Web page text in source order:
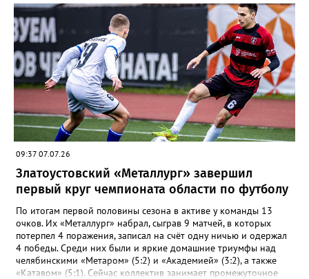
Анастасия Лущикова, Дмитрий Векшин и Макар Смирнов.
Золото на тысяче метрах среди девушек 14–16 лет забрала
Арина Берсенева, чуть отстала от неё Софья Новикова. На трёх
тысячах метров с выбыванием среди юношей первым стал
Ярослав Верещагин, третьим — Михаил Придатченко. А в
заплыве на три тысячи 3000 метров пьедестал оказался
полностью златоустовским. На него поднялись Софья
Колесникова, Арина Берсенева и Елизавета Дубовицкая. Всего
в «Кубке Тургояка» на старт вышли 155 спортсменов из
Златоуста, Миасса, Челябинска, Пласта и Южноуральска.
09:37 07.07.26
Златоустовский «Металлург» завершил
первый круг чемпионата области по футболу
По итогам первой половины сезона в активе у команды 13
очков. Их «Металлург» набрал, сыграв 9 матчей, в которых
потерпел 4 поражения, записал на счёт одну ничью и одержал
4 победы. Среди них были и яркие домашние триумфы над
челябинскими «Метаром» (5:2) и «Академией» (3:2), а также
«Катавом» (5:1). Сейчас коллектив занимает промежуточное